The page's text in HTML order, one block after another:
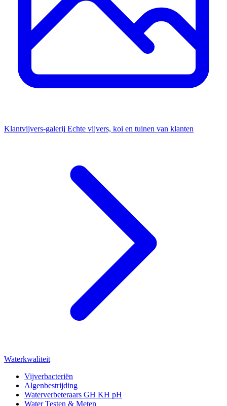
Klantvijvers-galerij Echte vijvers, koi en tuinen van klanten
Waterkwaliteit
Vijverbacteriën
Algenbestrijding
Waterverbeteraars GH KH pH
Water Testen & Meten